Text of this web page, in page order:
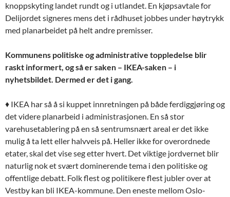
knoppskyting landet rundt og i utlandet. En kjøpsavtale for
Delijordet signeres mens det i rådhuset jobbes under høytrykk
med planarbeidet på helt andre premisser.
Kommunens politiske og administrative toppledelse blir
raskt informert, og så er saken – IKEA-saken – i
nyhetsbildet. Dermed er det i gang.
♦ IKEA har så å si kuppet innretningen på både ferdiggjøring og
det videre planarbeid i administrasjonen. En så stor
varehusetablering på en så sentrumsnært areal er det ikke
mulig å ta lett eller halvveis på. Heller ikke for overordnede
etater, skal det vise seg etter hvert. Det viktige jordvernet blir
naturlig nok et svært dominerende tema i den politiske og
offentlige debatt. Folk flest og politikere flest jubler over at
Vestby kan bli IKEA-kommune. Den eneste mellom Oslo-